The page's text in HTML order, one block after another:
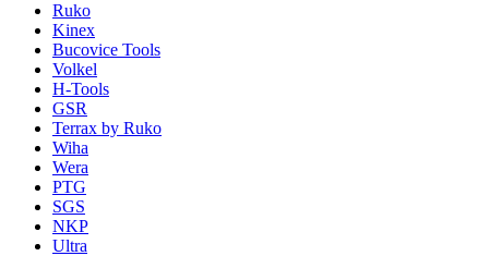
Ruko
Kinex
Bucovice Tools
Volkel
H-Tools
GSR
Terrax by Ruko
Wiha
Wera
PTG
SGS
NKP
Ultra